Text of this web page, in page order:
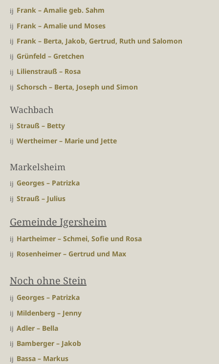
Frank – Amalie geb. Sahm
Frank – Amalie und Moses
Frank – Berta, Jakob, Gertrud, Ruth und Salomon
Grünfeld – Gretchen
Lilienstrauß – Rosa
Schorsch – Berta, Joseph und Simon
Wachbach
Strauß – Betty
Wertheimer – Marie und Jette
Markelsheim
Georges – Patrizka
Strauß – Julius
Gemeinde Igersheim
Hartheimer – Schmei, Sofie und Rosa
Rosenheimer – Gertrud und Max
Noch ohne Stein
Georges – Patrizka
Mildenberg – Jenny
Adler – Bella
Bamberger – Jakob
Bassa – Markus